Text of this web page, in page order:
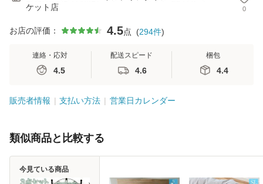
ケット店
0
お店の評価： 4.5点 (294件)
連絡・応対
4.5
配送スピード
4.6
梱包
4.4
販売者情報 支払い方法 営業日カレンダー
類似商品と比較する
今見ている商品